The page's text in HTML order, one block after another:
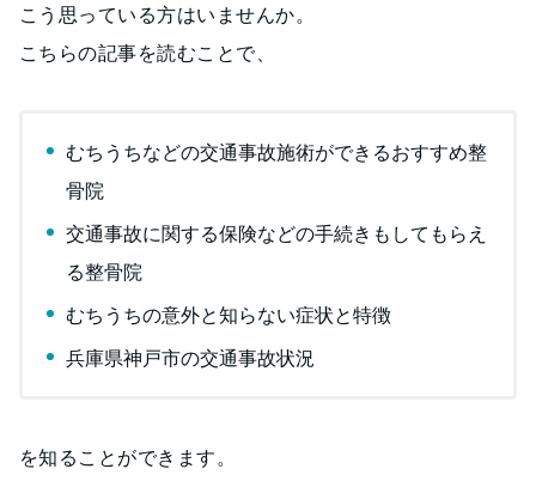
こう思っている方はいませんか。
こちらの記事を読むことで、
むちうちなどの交通事故施術ができるおすすめ整
骨院
交通事故に関する保険などの手続きもしてもらえ
る整骨院
むちうちの意外と知らない症状と特徴
兵庫県神戸市の交通事故状況
を知ることができます。